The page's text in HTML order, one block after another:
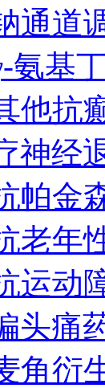
通道
氨基
他抗
神经
帕金
老年
运动
头痛
角衍